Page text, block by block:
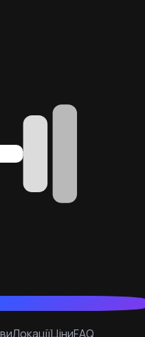
ЛокаціїЦіниFAQ